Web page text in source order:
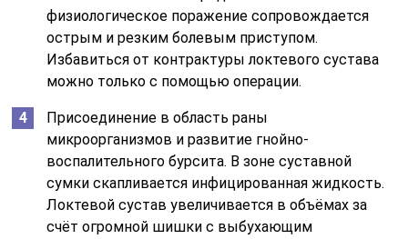
физиологическое поражение сопровождается
острым и резким болевым приступом.
Избавиться от контрактуры локтевого сустава
можно только с помощью операции.
Присоединение в область раны
микроорганизмов и развитие гнойно-
воспалительного бурсита. В зоне суставной
сумки скапливается инфицированная жидкость.
Локтевой сустав увеличивается в объёмах за
счёт огромной шишки с выбухающим